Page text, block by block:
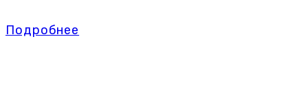
Подробнее